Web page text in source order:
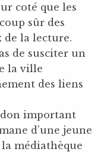
coté que les
sûr des
de la lecture.
de susciter un
la ville
des liens
important
d’une jeune
médiathèque